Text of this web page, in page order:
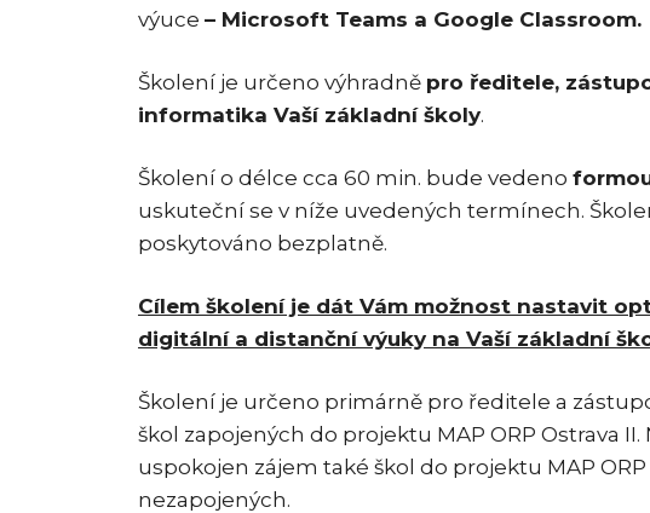
výuce – Microsoft Teams a Google Classroom.
Školení je určeno výhradně pro ředitele,
informatika Vaší základní školy.
Školení o délce cca 60 min. bude vedeno
uskuteční se v níže uvedených termínech.
poskytováno bezplatně.
Cílem školení je dát Vám možnost nastavit
digitální a distanční výuky na Vaší základní
Školení je určeno primárně pro ředitele a
škol zapojených do projektu MAP ORP Ostrava
uspokojen zájem také škol do projektu MAP ORP
nezapojených.